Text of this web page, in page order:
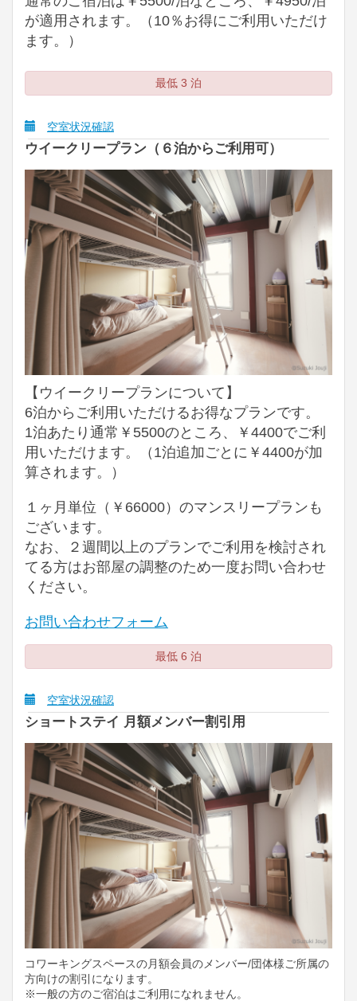
が適用されます。（10％お得にご利用いただけ
ます。）
最低 3 泊
空室状況確認
ウイークリープラン（６泊からご利用可）
【ウイークリープランについて】
6泊からご利用いただけるお得なプランです。
1泊あたり通常￥5500のところ、￥4400でご利
用いただけます。（1泊追加ごとに￥4400が加
算されます。）
１ヶ月単位（￥66000）のマンスリープランも
ございます。
なお、２週間以上のプランでご利用を検討され
てる方はお部屋の調整のため一度お問い合わせ
ください。
お問い合わせフォーム
最低 6 泊
空室状況確認
ショートステイ 月額メンバー割引用
コワーキングスペースの月額会員のメンバー/団体様ご所属の
方向けの割引になります。
※一般の方のご宿泊はご利用になれません。